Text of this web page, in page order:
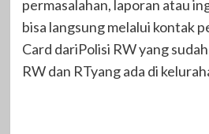
permasalahan, laporan atau
bisa langsung melalui kontak
Card dariPolisi RW yang
RW dan RTyang ada di